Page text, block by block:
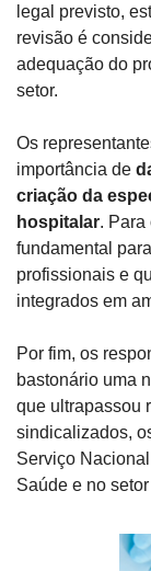
legal previsto,
revisão é
adequação do
setor.
Os
importância de
criação da
hospitalar. Para
fundamental
profissionais e
integrados em
Por fim, os
bastonário uma
que ultrapassou
sindicalizados,
Serviço
Saúde e no